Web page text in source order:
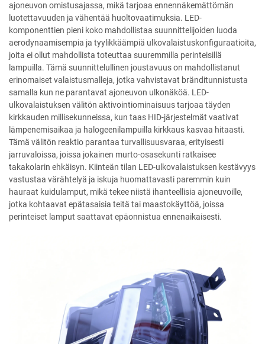
ajoneuvon omistusajassa, mikä tarjoaa ennennäkemättömän
luotettavuuden ja vähentää huoltovaatimuksia. LED-
komponenttien pieni koko mahdollistaa suunnittelijoiden luoda
aerodynaamisempia ja tyylikkäämpiä ulkovalaistuskonfiguraatioita,
joita ei ollut mahdollista toteuttaa suuremmilla perinteisillä
lampuilla. Tämä suunnittelullinen joustavuus on mahdollistanut
erinomaiset valaistusmalleja, jotka vahvistavat bränditunnistusta
samalla kun ne parantavat ajoneuvon ulkonäköä. LED-
ulkovalaistuksen välitön aktivointiominaisuus tarjoaa täyden
kirkkauden millisekunneissa, kun taas HID-järjestelmät vaativat
lämpenemisaikaa ja halogeenilampuilla kirkkaus kasvaa hitaasti.
Tämä välitön reaktio parantaa turvallisuusvaraa, erityisesti
jarruvaloissa, joissa jokainen murto-osasekunti ratkaisee
takakolarin ehkäisyn. Kiinteän tilan LED-ulkovalaistuksen kestävyys
vastustaa värähtelyä ja iskuja huomattavasti paremmin kuin
hauraat kuidulamput, mikä tekee niistä ihanteellisia ajoneuvoille,
jotka kohtaavat epätasaisia teitä tai maastokäyttöä, joissa
perinteiset lamput saattavat epäonnistua ennenaikaisesti.